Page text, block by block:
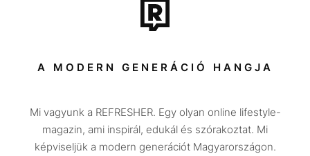
Tech-Tudomány
Sport
Társadalom
Utazás
Életmód
A MODERN GENERÁCIÓ HANGJA
Mi vagyunk a REFRESHER. Egy olyan online lifestyle-
magazin, ami inspirál, edukál és szórakoztat. Mi
képviseljük a modern generációt Magyarországon.